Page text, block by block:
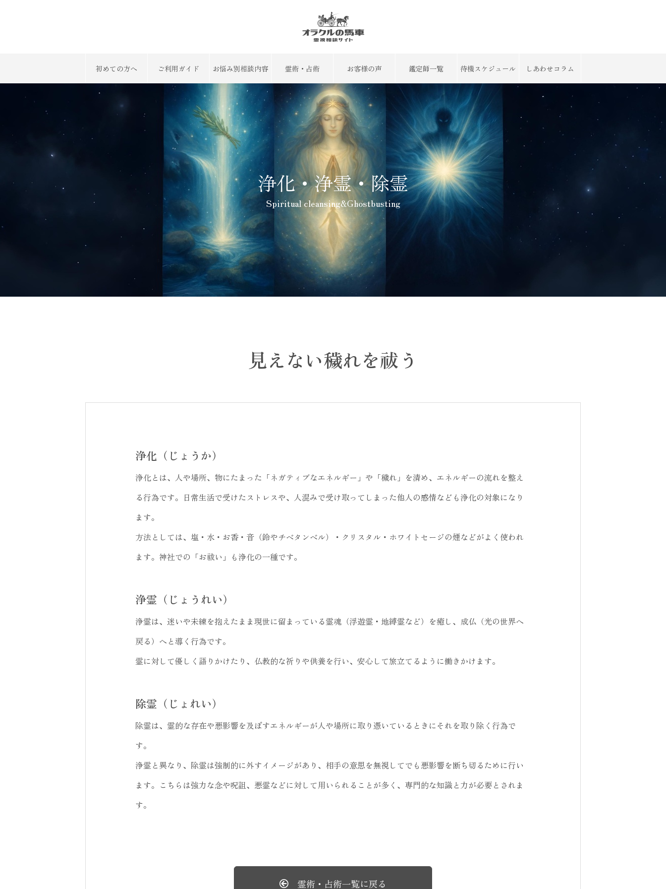
初めての方へ ご利用ガイド お悩み別相談内容 霊術・占術 お客様の声 鑑定師一覧 待機スケジュール しあわせコラム
浄化・浄霊・除霊
Spiritual cleansing&Ghostbusting
見えない穢れを祓う
浄化（じょうか）
浄化とは、人や場所、物にたまった「ネガティブなエネルギー」や「穢れ」を清め、エネルギーの流れを整え
る行為です。日常生活で受けたストレスや、人混みで受け取ってしまった他人の感情なども浄化の対象になり
ます。
方法としては、塩・水・お香・音（鈴やチベタンベル）・クリスタル・ホワイトセージの煙などがよく使われ
ます。神社での「お祓い」も浄化の一種です。
浄霊（じょうれい）
浄霊は、迷いや未練を抱えたまま現世に留まっている霊魂（浮遊霊・地縛霊など）を癒し、成仏（光の世界へ
戻る）へと導く行為です。
霊に対して優しく語りかけたり、仏教的な祈りや供養を行い、安心して旅立てるように働きかけます。
除霊（じょれい）
除霊は、霊的な存在や悪影響を及ぼすエネルギーが人や場所に取り憑いているときにそれを取り除く行為で
す。
浄霊と異なり、除霊は強制的に外すイメージがあり、相手の意思を無視してでも悪影響を断ち切るために行い
ます。こちらは強力な念や呪詛、悪霊などに対して用いられることが多く、専門的な知識と力が必要とされま
す。
霊術・占術一覧に戻る